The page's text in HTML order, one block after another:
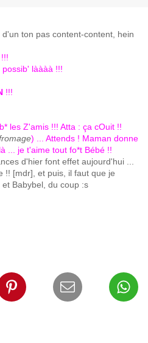
ton pas content-content, hein
làààà !!!
!!!
les Z'amis !!! Atta : ça cOuit !!
) ... Attends ! Maman donne
... je t'aime tout fo*t Bébé !!
d'hier font effet aujourd'hui ...
!! [mdr], et puis, il faut que je
Babybel, du coup :s